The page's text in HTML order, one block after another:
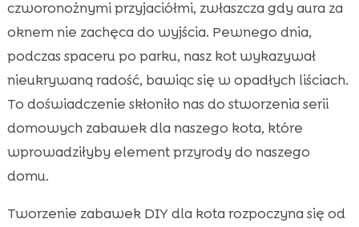
Liściaste zabawki DIY dla kotów
 Dynia jako inspiracja do zabawek dla kotów
 Tworzenie zabawek z szyszek
 Kreatywne wykorzystanie naturalnych
materiałów do zabawek
Handmade kołyski i tunele
Zabawki z tkanin i filcu w kolorach jesieni
traw
czworonożnymi przyjaciółmi, zwłaszcza gdy aura za
oknem nie zachęca do wyjścia. Pewnego dnia,
podczas spaceru po parku, nasz kot wykazywał
nieukrywaną radość, bawiąc się w opadłych liściach.
To doświadczenie skłoniło nas do stworzenia serii
domowych zabawek dla naszego kota, które
wprowadziłyby element przyrody do naszego
domu.
Tworzenie zabawek DIY dla kota rozpoczyna się od